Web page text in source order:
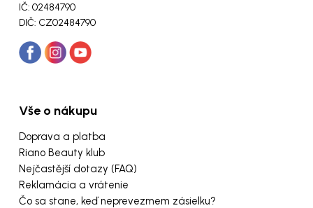
IČ: 02484790
DIČ: CZ02484790
Vše o nákupu
Doprava a platba
Riano Beauty klub
Nejčastější dotazy (FAQ)
Reklamácia a vrátenie
Čo sa stane, keď neprevezmem zásielku?